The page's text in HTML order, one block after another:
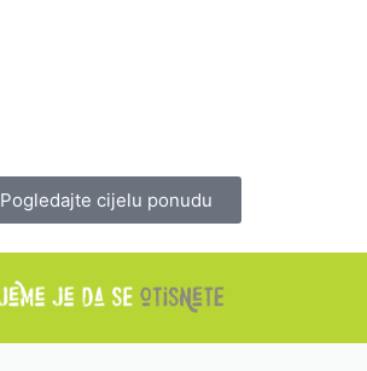
Pogledajte cijelu ponudu